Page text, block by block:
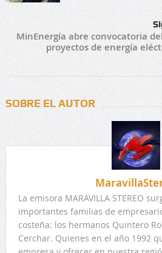
MinEnergía abre convocatoria
proyectos de energía
SOBRE EL AUTOR
La emisora MARAVILLA STEREO
importantes familias de
costeña: los hermanos Quintero
Cerchar. Quienes en el año 1992